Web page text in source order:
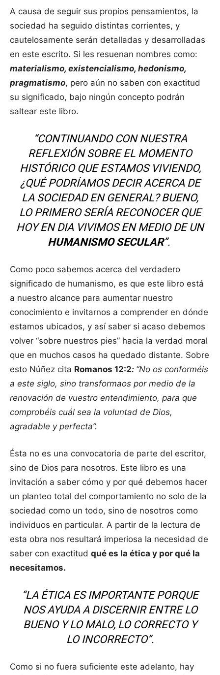
A causa de seguir sus propios pensamientos, la
sociedad ha seguido distintas corrientes, y
cautelosamente serán detalladas y desarrolladas
en este escrito. Si les resuenan nombres como:
materialismo, existencialismo, hedonismo,
pragmatismo, pero aún no saben con exactitud
su significado, bajo ningún concepto podrán
saltear este libro.
“CONTINUANDO CON NUESTRA
REFLEXIÓN SOBRE EL MOMENTO
HISTÓRICO QUE ESTAMOS VIVIENDO,
¿QUÉ PODRÍAMOS DECIR ACERCA DE
LA SOCIEDAD EN GENERAL? BUENO,
LO PRIMERO SERÍA RECONOCER QUE
HOY EN DIA VIVIMOS EN MEDIO DE UN
HUMANISMO SECULAR”.
Como poco sabemos acerca del verdadero
significado de humanismo, es que este libro está
a nuestro alcance para aumentar nuestro
conocimiento e invitarnos a comprender en dónde
estamos ubicados, y así saber si acaso debemos
volver “sobre nuestros pies” hacia la verdad moral
que en muchos casos ha quedado distante. Sobre
esto Núñez cita Romanos 12:2: “No os conforméis
a este siglo, sino transformaos por medio de la
renovación de vuestro entendimiento, para que
comprobéis cuál sea la voluntad de Dios,
agradable y perfecta”.
Ésta no es una convocatoria de parte del escritor,
sino de Dios para nosotros. Este libro es una
invitación a saber cómo y por qué debemos hacer
un planteo total del comportamiento no solo de la
sociedad como un todo, sino de nosotros como
individuos en particular. A partir de la lectura de
esta obra nos resultará imperiosa la necesidad de
saber con exactitud qué es la ética y por qué la
necesitamos.
“LA ÉTICA ES IMPORTANTE PORQUE
NOS AYUDA A DISCERNIR ENTRE LO
BUENO Y LO MALO, LO CORRECTO Y
LO INCORRECTO”.
Como si no fuera suficiente este adelanto, hay